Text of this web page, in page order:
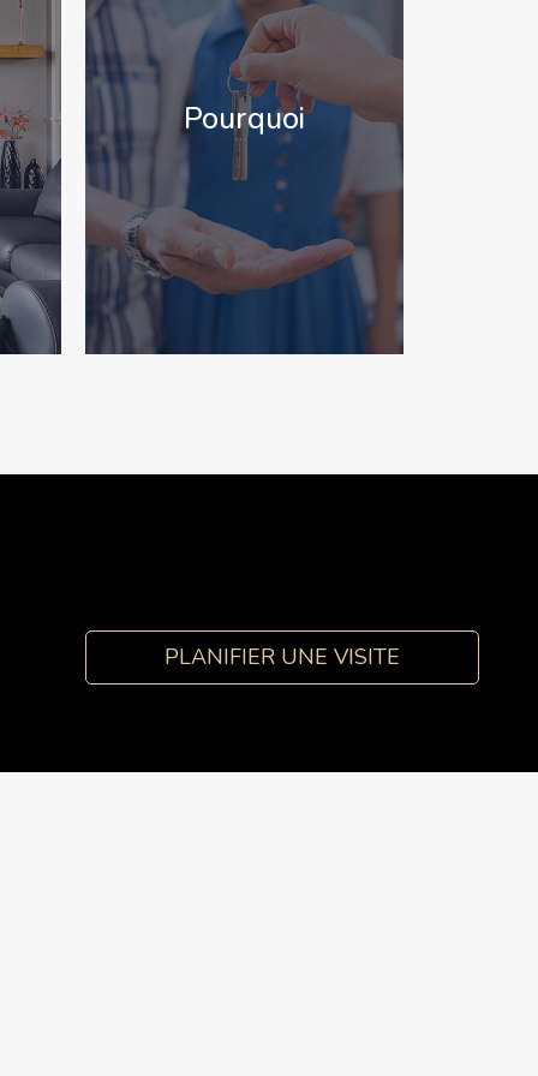
Pourquoi
PLANIFIER UNE VISITE